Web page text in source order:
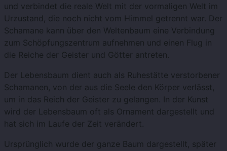
und verbindet die reale Welt mit der vormaligen Welt im
Urzustand, die noch nicht vom Himmel getrennt war. Der
Schamane kann über den Weltenbaum eine Verbindung
zum Schöpfungszentrum aufnehmen und einen Flug in
die Reiche der Geister und Götter antreten.
Der Lebensbaum dient auch als Ruhestätte verstorbener
Schamanen, von der aus die Seele den Körper verlässt,
um in das Reich der Geister zu gelangen. In der Kunst
wird der Lebensbaum oft als Ornament dargestellt und
hat sich im Laufe der Zeit verändert.
Ursprünglich wurde der ganze Baum dargestellt, später